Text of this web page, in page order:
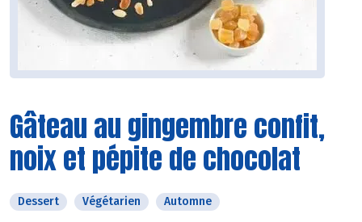
Gâteau au gingembre confit,
noix et pépite de chocolat
Dessert Végétarien Automne